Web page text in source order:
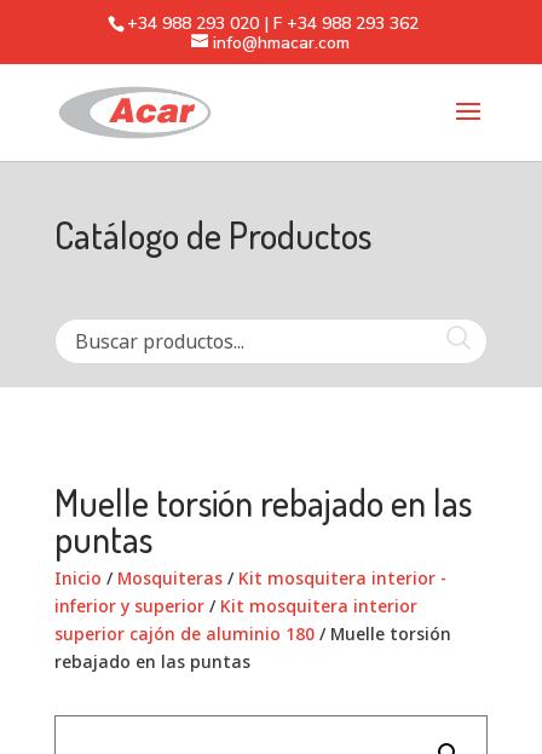
+34 988 293 020 | F +34 988 293 362
info@hmacar.com
Catálogo de Productos
Muelle torsión rebajado en las
puntas
Inicio / Mosquiteras/ Kit mosquitera interior -
inferior y superior/ Kit mosquitera interior
superior cajón de aluminio 180/ Muelle torsión
rebajado en las puntas